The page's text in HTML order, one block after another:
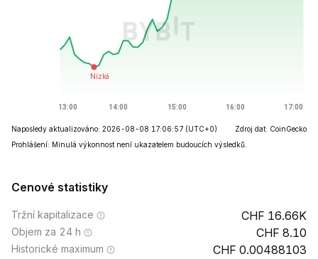
Naposledy aktualizováno: 2026-08-08 17:06:57 (UTC+0)
Zdroj dat: CoinGecko
Prohlášení: Minulá výkonnost není ukazatelem budoucích výsledků.
Cenové statistiky
Tržní kapitalizace 16.66K
Objem za 24 h 8.10
Historické maximum 0.00488103